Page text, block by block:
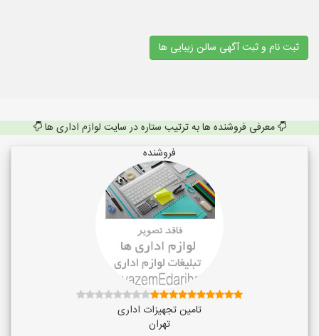
ثبت نام و ثبت آگهی سالن زیبایی ها
معرفی فروشنده ها به ترتیب ستاره در سایت لوازم اداری ها
فروشنده
تامین تجهیزات اداری
تهران